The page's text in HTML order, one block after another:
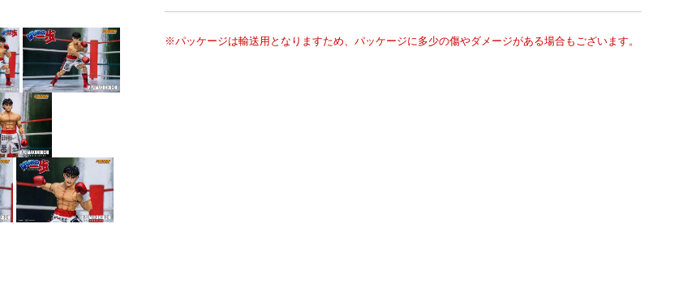
※パッケージは輸送用となりますため、パッケージに多少の傷やダメージがある場合もございます。